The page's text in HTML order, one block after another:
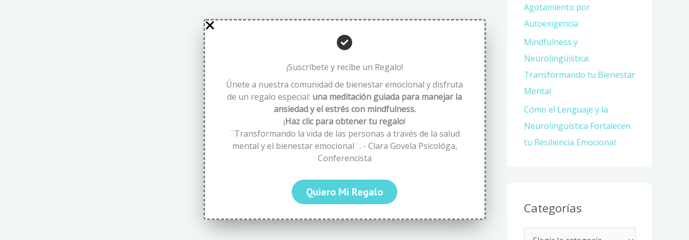
¡Suscríbete y recíbe un Regalo!
Únete a nuestra comunidad de bienestar emocional y disfruta
de un regalo especial: una meditación guiada para manejar la
ansiedad y el estrés con mindfulness.
¡Haz clic para obtener tu regalo!
¨Transformando la vida de las personas a través de la salud
mental y el bienestar emocional¨. - Clara Govela Psicológa,
Conferencista
Quiero Mi Regalo
Agotamiento por
Autoexigencia
Mindfulness y
Neurolingüística:
Transformando tu Bienestar
Mental
Cómo el Lenguaje y la
Neurolingüística Fortalecen
tu Resiliencia Emocional
Categorías